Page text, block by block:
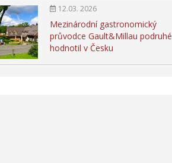
12.03. 2026
Mezinárodní gastronomický
průvodce Gault&Millau podruhé
hodnotil v Česku